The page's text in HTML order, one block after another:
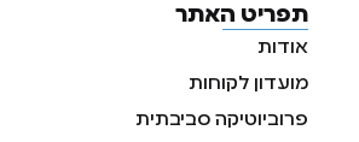
תפריט האתר
אודות
מועדון לקוחות
פרוביוטיקה סביבתית